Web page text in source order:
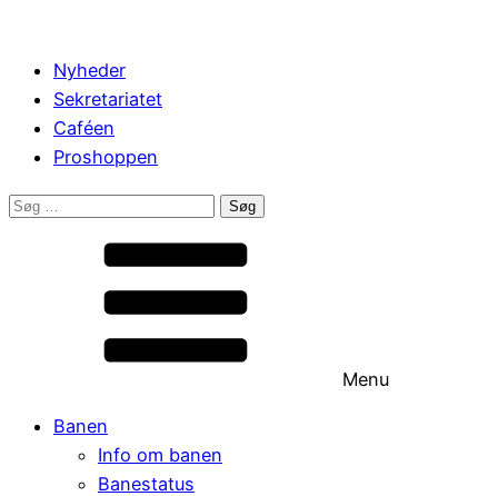
Nyheder
Sekretariatet
Caféen
Proshoppen
Søg
Menu
Banen
Info om banen
Banestatus